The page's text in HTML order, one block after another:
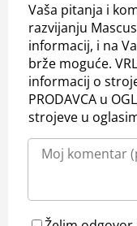
Vaša pitanja i
razvijanju
informacij, i na
brže moguće.
informacij o
PRODAVCA u
strojeve u